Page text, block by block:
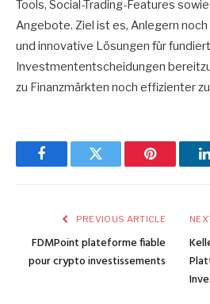
Tools, Social-Trading-Features
Angebote. Ziel ist es, Anlegern
und innovative Lösungen für
Investmententscheidungen
zu Finanzmärkten noch effizienter
FacebookTwitter Pinterest
PREVIOUS ARTICLE
FDMPoint plateforme fiable
pour crypto investissements